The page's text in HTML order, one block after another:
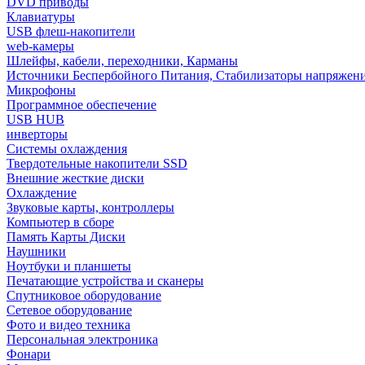
Клавиатуры
USB флеш-накопители
web-камеры
Шлейфы, кабели, переходники, Карманы
Источники Беспербойного Питания, Стабилизаторы
Микрофоны
Программное обеспечение
USB HUB
инверторы
Системы охлаждения
Твердотельные накопители SSD
Внешние жесткие диски
Охлаждение
Звуковые карты, контроллеры
Компьютер в сборе
Память Карты Диски
Наушники
Ноутбуки и планшеты
Печатающие устройства и сканеры
Спутниковое оборудование
Сетевое оборудование
Фото и видео техника
Персональная электроника
Фонари